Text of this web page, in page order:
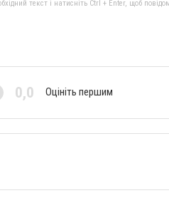
текст і натисніть Ctrl + Enter, щоб
0,0 Оцініть першим